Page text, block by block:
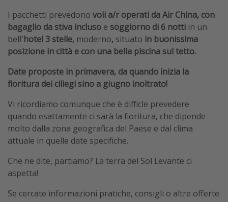
I pacchetti prevedono voli a/r operati da Air China, con
bagaglio da stiva incluso e soggiorno di 6 notti in un
bell'hotel 3 stelle, moderno, situato in buonissima
posizione in città e con una bella piscina sul tetto.
Date proposte in primavera, da quando inizia la
fioritura dei ciliegi sino a giugno inoltrato!
Vi ricordiamo comunque che è difficle prevedere
quando esattamente ci sarà la fioritura, che dipende
molto dalla zona geografica del Paese e dal clima
attuale in quelle date specifiche.
Che ne dite, partiamo? La terra del Sol Levante ci
aspetta!
Se cercate informazioni pratiche, consigli o altre offerte